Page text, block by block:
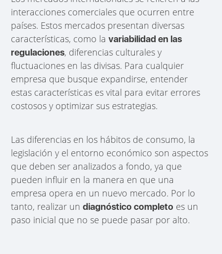
interacciones comerciales que ocurren entre
países. Estos mercados presentan diversas
características, como lavariabilidad en las
regulaciones, diferencias culturales y
fluctuaciones en las divisas. Para cualquier
empresa que busque expandirse, entender
estas características es vital para evitar errores
costosos y optimizar sus estrategias.
Las diferencias en los hábitos de consumo, la
legislación y el entorno económico son aspectos
que deben ser analizados a fondo, ya que
pueden influir en la manera en que una
empresa opera en un nuevo mercado. Por lo
tanto, realizar undiagnóstico completo es un
paso inicial que no se puede pasar por alto.